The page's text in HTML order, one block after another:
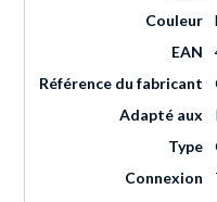
Couleur
EAN
Référence du fabricant
Adapté aux
Type
Connexion